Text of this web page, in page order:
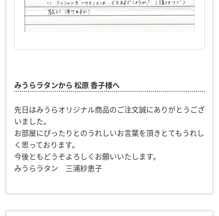
みうらラタンから 松原 香子様へ
先日はみうらオリジナル商品のご注文誠にありがとうござ
いました。
お部屋にぴったりとのうれしいお言葉を頂きとてもうれし
く思っております。
今後ともどうぞよろしくお願いいたします。
みうらラタン 三浦紗恵子